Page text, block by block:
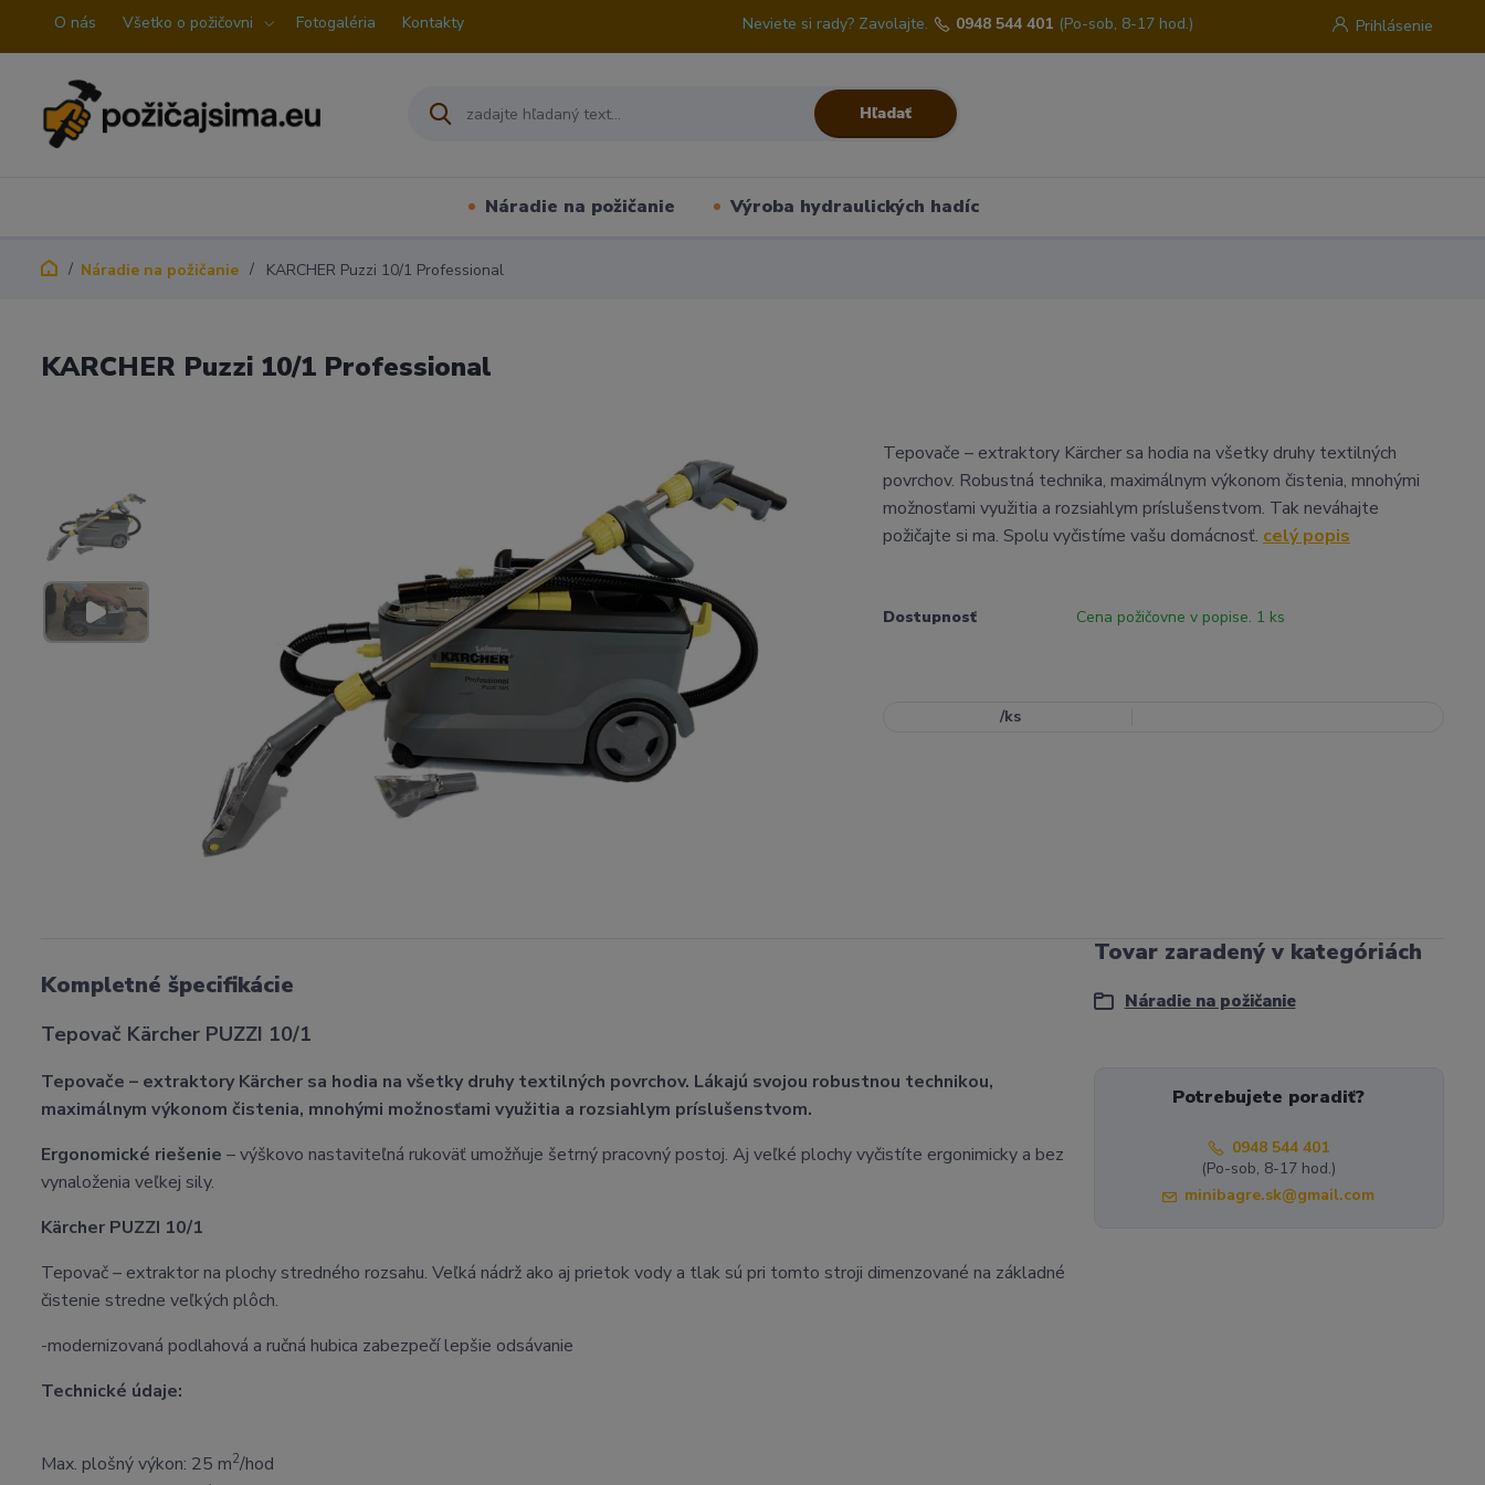
O nás Všetko o požičovni Fotogaléria Kontakty Prihlásenie
Hľadať
Neviete si rady? Zavolajte. 0948 544 401 (Po-sob, 8-17 hod.)
Náradie na požičanie Výroba hydraulických hadíc
Náradie na požičanie KARCHER Puzzi 10/1 Professional
KARCHER Puzzi 10/1 Professional
Tepovače – extraktory Kärcher sa hodia na všetky druhy textilných
povrchov. Robustná technika, maximálnym výkonom čistenia, mnohými
možnosťami využitia a rozsiahlym príslušenstvom. Tak neváhajte
požičajte si ma. Spolu vyčistíme vašu domácnosť. celý popis
Dostupnosť Cena požičovne v popise. 1 ks
/ks
Kompletné špecifikácie
Tepovač Kärcher PUZZI 10/1
Tepovače – extraktory Kärcher sa hodia na všetky druhy textilných povrchov. Lákajú svojou robustnou technikou,
maximálnym výkonom čistenia, mnohými možnosťami využitia a rozsiahlym príslušenstvom.
Ergonomické riešenie – výškovo nastaviteľná rukoväť umožňuje šetrný pracovný postoj. Aj veľké plochy vyčistíte ergonimicky a bez
vynaloženia veľkej sily.
Kärcher PUZZI 10/1
Tepovač – extraktor na plochy stredného rozsahu. Veľká nádrž ako aj prietok vody a tlak sú pri tomto stroji dimenzované na základné
čistenie stredne veľkých plôch.
-modernizovaná podlahová a ručná hubica zabezpečí lepšie odsávanie
Technické údaje:
Max. plošný výkon: 25 m2/hod
Tovar zaradený v kategóriách
Náradie na požičanie
Potrebujete poradiť?
0948 544 401
(Po-sob, 8-17 hod.)
minibagre.sk@gmail.com